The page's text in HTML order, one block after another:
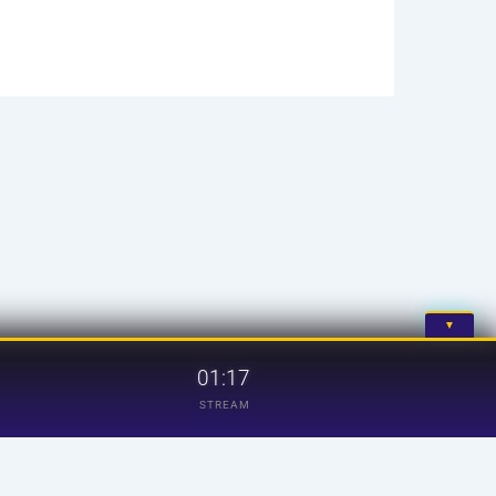
▼
01:17
STREAM